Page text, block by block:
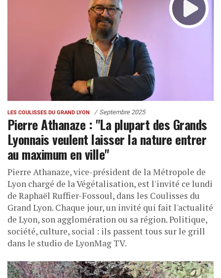
LES COULISSES DU GRAND LYON Septembre 2025
Pierre Athanaze : "La plupart des Grands
Lyonnais veulent laisser la nature entrer
au maximum en ville"
Pierre Athanaze, vice-président de la Métropole de
Lyon chargé de la Végétalisation, est l'invité ce lundi
de Raphaël Ruffier-Fossoul, dans les Coulisses du
Grand Lyon. Chaque jour, un invité qui fait l'actualité
de Lyon, son agglomération ou sa région. Politique,
société, culture, social : ils passent tous sur le grill
dans le studio de LyonMag TV.